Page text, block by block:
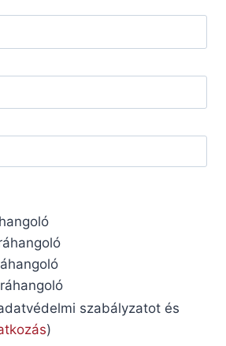
szabályzatot és
)